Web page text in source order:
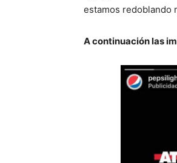
estamos redoblando
A continuación las